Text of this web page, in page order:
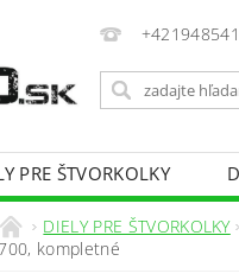
PRE ŠTVORKOLKY
DIELY PRE ŠTVORKOLKY
kompletné